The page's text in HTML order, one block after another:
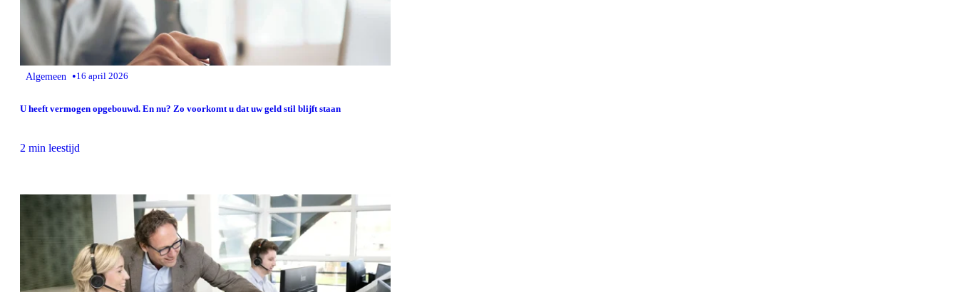
Algemeen •16 april 2026
U heeft vermogen opgebouwd. En nu? Zo voorkomt u dat uw geld stil blijft staan
2 min leestijd